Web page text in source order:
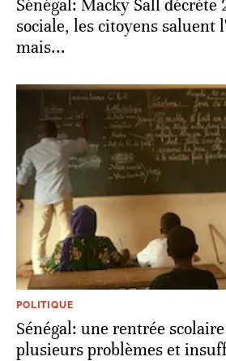
Sénégal: Macky Sall décrète
sociale, les citoyens saluent
mais...
POLITIQUE
Sénégal: une rentrée
plusieurs problèmes et